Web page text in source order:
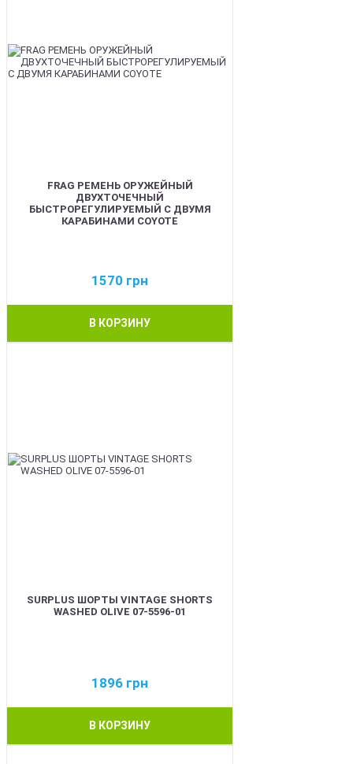
FRAG РЕМЕНЬ ОРУЖЕЙНЫЙ
ДВУХТОЧЕЧНЫЙ
БЫСТРОРЕГУЛИРУЕМЫЙ С ДВУМЯ
КАРАБИНАМИ COYOTE
1570 грн
В КОРЗИНУ
SURPLUS ШОРТЫ VINTAGE SHORTS
WASHED OLIVE 07-5596-01
1896 грн
В КОРЗИНУ